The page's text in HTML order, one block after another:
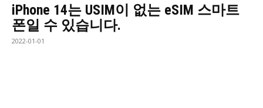
iPhone 14는 USIM이 없는 eSIM 스마트
폰일 수 있습니다.
2022-01-01